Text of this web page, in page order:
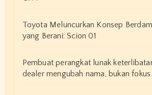
Toyota Meluncurkan Konsep
yang Berani: Scion 01
Pembuat perangkat lunak
dealer mengubah nama, bukan fokus